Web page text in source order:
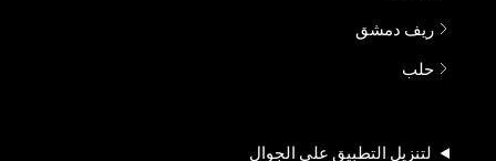
ريف دمشق
حلب
لتنزيل التطبيق على الجوال